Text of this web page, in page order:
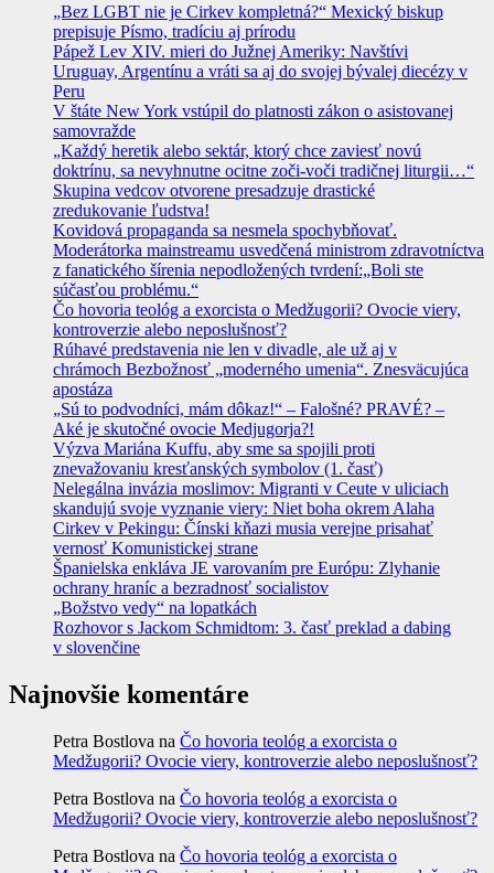
„Bez LGBT nie je Cirkev kompletná?“ Mexický biskup
prepisuje Písmo, tradíciu aj prírodu
Pápež Lev XIV. mieri do Južnej Ameriky: Navštívi
Uruguay, Argentínu a vráti sa aj do svojej bývalej diecézy v
Peru
V štáte New York vstúpil do platnosti zákon o asistovanej
samovražde
„Každý heretik alebo sektár, ktorý chce zaviesť novú
doktrínu, sa nevyhnutne ocitne zoči-voči tradičnej liturgii…“
Skupina vedcov otvorene presadzuje drastické
zredukovanie ľudstva!
Kovidová propaganda sa nesmela spochybňovať.
Moderátorka mainstreamu usvedčená ministrom zdravotníctva
z fanatického šírenia nepodložených tvrdení:„Boli ste
súčasťou problému.“
Čo hovoria teológ a exorcista o Medžugorii? Ovocie viery,
kontroverzie alebo neposlušnosť?
Rúhavé predstavenia nie len v divadle, ale už aj v
chrámoch Bezbožnosť „moderného umenia“. Znesväcujúca
apostáza
„Sú to podvodníci, mám dôkaz!“ – Falošné? PRAVÉ? –
Aké je skutočné ovocie Medjugorja?!
Výzva Mariána Kuffu, aby sme sa spojili proti
znevažovaniu kresťanských symbolov (1. časť)
Nelegálna invázia moslimov: Migranti v Ceute v uliciach
skandujú svoje vyznanie viery: Niet boha okrem Alaha
Cirkev v Pekingu: Čínski kňazi musia verejne prisahať
vernosť Komunistickej strane
Španielska enkláva JE varovaním pre Európu: Zlyhanie
ochrany hraníc a bezradnosť socialistov
„Božstvo vedy“ na lopatkách
Rozhovor s Jackom Schmidtom: 3. časť preklad a dabing
v slovenčine
Najnovšie komentáre
Petra Bostlova na Čo hovoria teológ a exorcista o
Medžugorii? Ovocie viery, kontroverzie alebo neposlušnosť?
Petra Bostlova na Čo hovoria teológ a exorcista o
Medžugorii? Ovocie viery, kontroverzie alebo neposlušnosť?
Petra Bostlova na Čo hovoria teológ a exorcista o